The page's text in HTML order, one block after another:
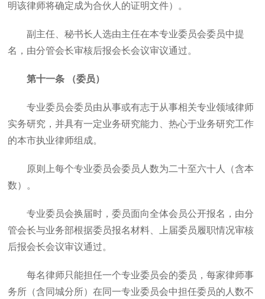
明该律师将确定成为合伙人的证明文件）。
副主任、秘书长人选由主任在本专业委员会委员中提
名，由分管会长审核后报会长会议审议通过。
第十一条 （委员）
专业委员会委员由从事或有志于从事相关专业领域律师
实务研究，并具有一定业务研究能力、热心于业务研究工作
的本市执业律师组成。
原则上每个专业委员会委员人数为二十至六十人（含本
数）。
专业委员会换届时，委员面向全体会员公开报名，由分
管会长与业务部根据委员报名材料、上届委员履职情况审核
后报会长会议审议通过。
每名律师只能担任一个专业委员会的委员，每家律师事
务所（含同城分所）在同一专业委员会中担任委员的人数不